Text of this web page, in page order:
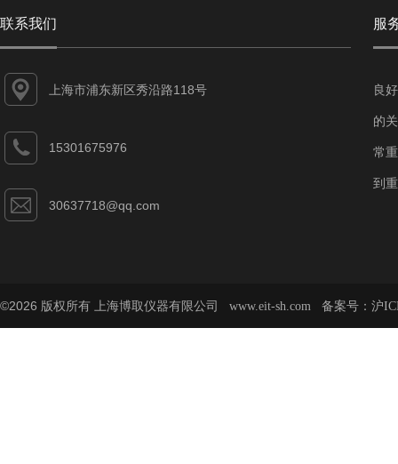
联系我们
上海市浦东新区秀沿路118号
15301675976
30637718@qq.com
服
良
的
常
到
©2026 版权所有 上海博取仪器有限公司 www.eit-sh.com 备案号： 沪